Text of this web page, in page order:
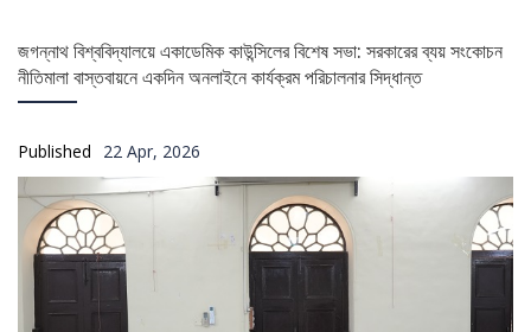
জগন্নাথ বিশ্ববিদ্যালয়ে একাডেমিক কাউন্সিলের বিশেষ সভা: সরকারের ব্যয় সংকোচন
নীতিমালা বাস্তবায়নে একদিন অনলাইনে কার্যক্রম পরিচালনার সিদ্ধান্ত
Published 22 Apr, 2026